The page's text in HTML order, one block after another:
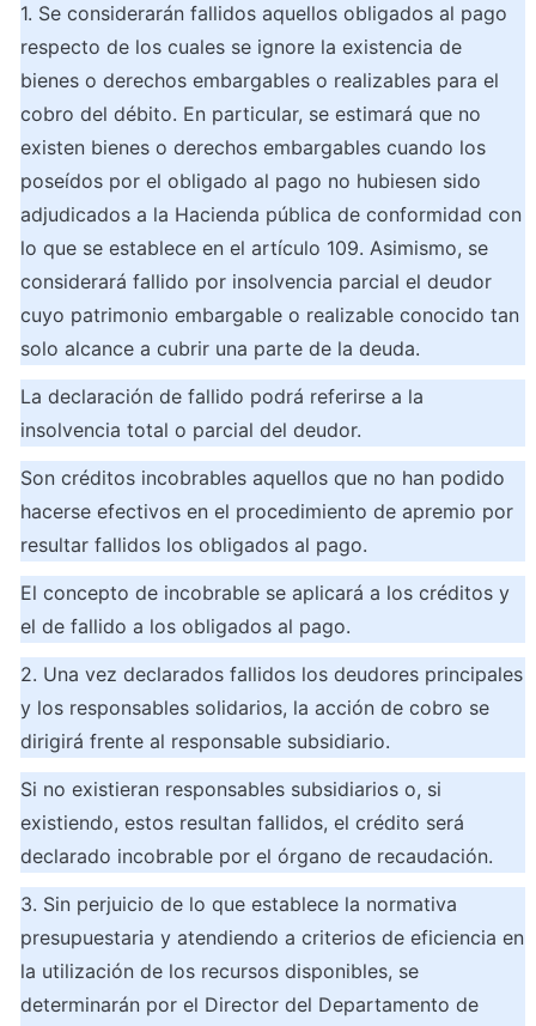
1. Se considerarán fallidos aquellos obligados al pago
respecto de los cuales se ignore la existencia de
bienes o derechos embargables o realizables para el
cobro del débito. En particular, se estimará que no
existen bienes o derechos embargables cuando los
poseídos por el obligado al pago no hubiesen sido
adjudicados a la Hacienda pública de conformidad con
lo que se establece en el artículo 109. Asimismo, se
considerará fallido por insolvencia parcial el deudor
cuyo patrimonio embargable o realizable conocido tan
solo alcance a cubrir una parte de la deuda.
La declaración de fallido podrá referirse a la
insolvencia total o parcial del deudor.
Son créditos incobrables aquellos que no han podido
hacerse efectivos en el procedimiento de apremio por
resultar fallidos los obligados al pago.
El concepto de incobrable se aplicará a los créditos y
el de fallido a los obligados al pago.
2. Una vez declarados fallidos los deudores principales
y los responsables solidarios, la acción de cobro se
dirigirá frente al responsable subsidiario.
Si no existieran responsables subsidiarios o, si
existiendo, estos resultan fallidos, el crédito será
declarado incobrable por el órgano de recaudación.
3. Sin perjuicio de lo que establece la normativa
presupuestaria y atendiendo a criterios de eficiencia en
la utilización de los recursos disponibles, se
determinarán por el Director del Departamento de